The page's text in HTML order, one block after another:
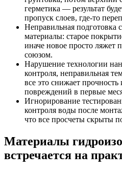
герметика — результат
пропуск слоев, где-то
Неправильная подготовка
материалы: старое
иначе новое просто ляжет
союзом.
Нарушение технологии
контроля, неправильная
все это снижает прочность
повреждений в первые
Игнорирование
контроля воды после
что все просчеты скрыты
Материалы
встречается на